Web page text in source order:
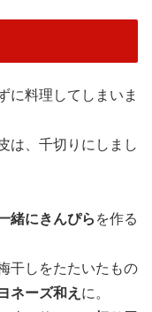
に料理してしまいま
は、千切りにしまし
緒にきんぴら を作る
干しをたたいたもの
ネーズ和え に。